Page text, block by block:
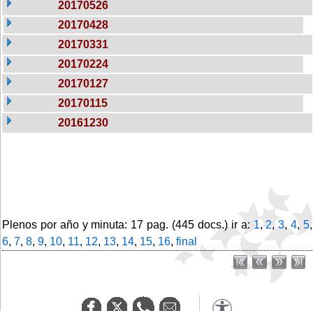
20170526
20170428
20170331
20170224
20170127
20170115
20161230
Plenos por año y minuta: 17 pag. (445 docs.) ir a: 1,2,3,4,5,
6, 7, 8, 9, 10, 11, 12, 13, 14, 15, 16, final